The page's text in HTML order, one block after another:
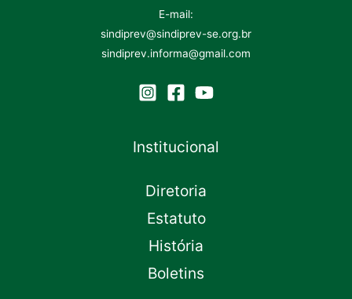
E-mail:
sindiprev@sindiprev-se.org.br
sindiprev.informa@gmail.com
Institucional
Diretoria
Estatuto
História
Boletins